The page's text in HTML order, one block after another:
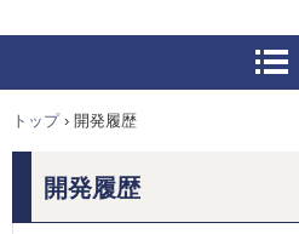
トップ › 開発履歴
開発履歴